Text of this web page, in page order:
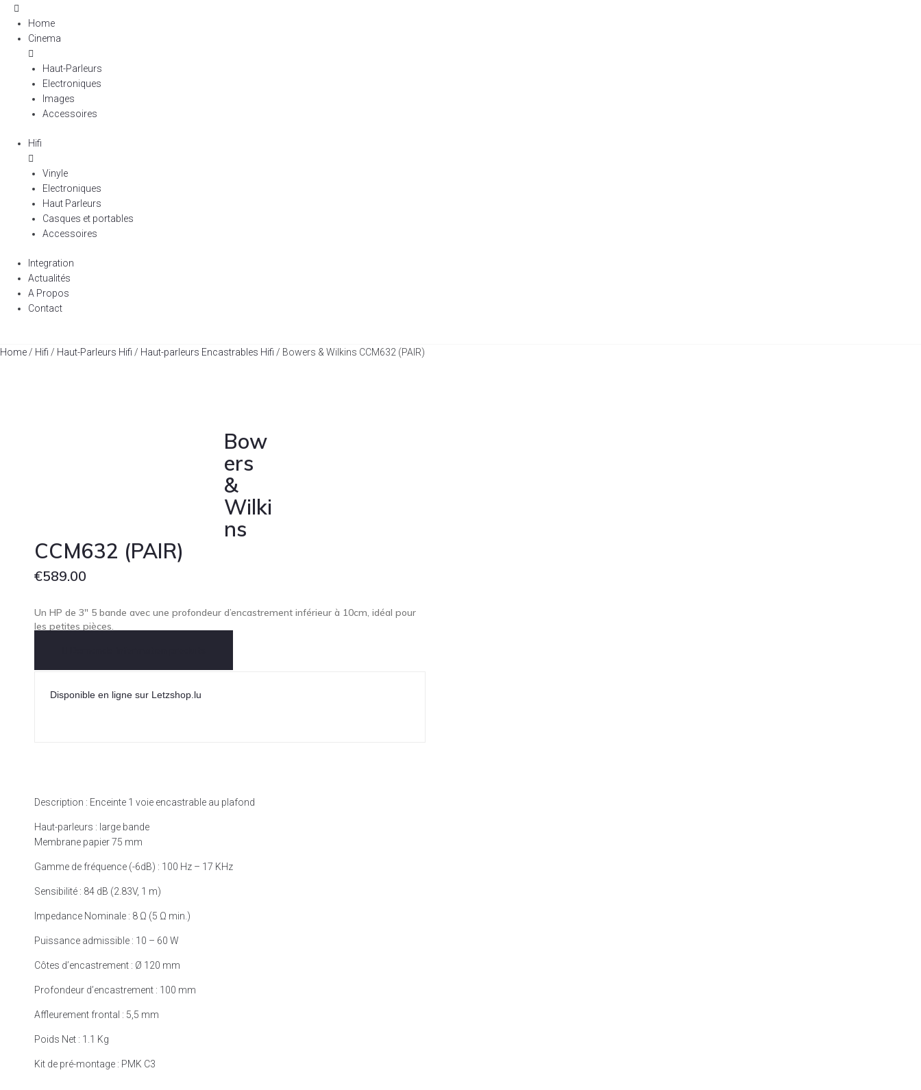
Home
Cinema
Haut-Parleurs
Electroniques
Images
Accessoires
Hifi
Vinyle
Electroniques
Haut Parleurs
Casques et portables
Accessoires
Integration
Actualités
A Propos
Contact
Home / Hifi / Haut-Parleurs Hifi / Haut-parleurs Encastrables Hifi / Bowers & Wilkins CCM632 (PAIR)
Bow
ers
&
Wilki
ns
CCM632 (PAIR)
€589.00
Un HP de 3″ 5 bande avec une profondeur d’encastrement inférieur à 10cm, idéal pour
les petites pièces.
Disponible en ligne sur Letzshop.lu
Description : Enceinte 1 voie encastrable au plafond
Haut-parleurs : large bande
Membrane papier 75 mm
Gamme de fréquence (-6dB) : 100 Hz – 17 KHz
Sensibilité : 84 dB (2.83V, 1 m)
Impedance Nominale : 8 Ω (5 Ω min.)
Puissance admissible : 10 – 60 W
Côtes d’encastrement : Ø 120 mm
Profondeur d’encastrement : 100 mm
Affleurement frontal : 5,5 mm
Poids Net : 1.1 Kg
Kit de pré-montage : PMK C3